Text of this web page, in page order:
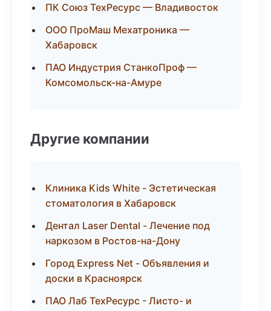
ПК Союз ТехРесурс — Владивосток
ООО ПроМаш Мехатроника —
Хабаровск
ПАО Индустрия СтанкоПроф —
Комсомольск-на-Амуре
Другие компании
Клиника Kids White - Эстетическая
стоматология в Хабаровск
Дентал Laser Dental - Лечение под
наркозом в Ростов-на-Дону
Город Express Net - Объявления и
доски в Красноярск
ПАО Лаб ТехРесурс - Листо- и